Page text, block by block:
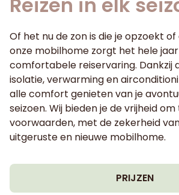
Of het nu de zon is die je opzoekt
onze mobilhome zorgt het hele
comfortabele reiservaring. Dankzij
isolatie, verwarming en
alle comfort genieten van je
seizoen. Wij bieden je de vrijheid
voorwaarden, met de zekerheid
uitgeruste en nieuwe mobilhome.
PRIJZEN